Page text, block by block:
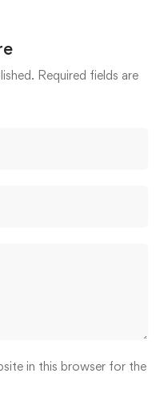
Required fields are
in this browser for the